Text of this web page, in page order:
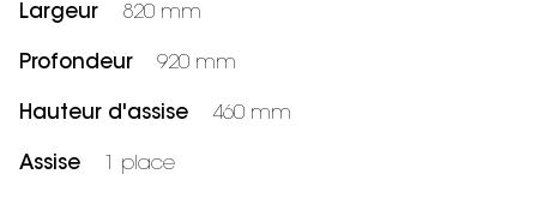
Largeur 820 mm
Profondeur 920 mm
Hauteur d'assise 460 mm
Assise 1 place